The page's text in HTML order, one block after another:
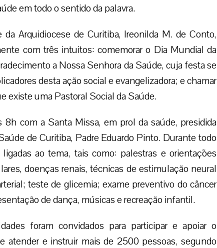
em todo o sentido da palavra.
da Arquidiocese de Curitiba, Ireonilda M. de Conto,
com três intuitos: comemorar o Dia Mundial da
a Nossa Senhora da Saúde, cuja festa se
desta ação social e evangelizadora; e chamar
existe uma Pastoral Social da Saúde.
8h com a Santa Missa, em prol da saúde, presidida
de Curitiba, Padre Eduardo Pinto. Durante todo
ao tema, tais como: palestras e orientações
doenças renais, técnicas de estimulação neural
teste de glicemia; exame preventivo do câncer
de dança, músicas e recreação infantil.
foram convidados para participar e apoiar o
atender e instruir mais de 2500 pessoas, segundo